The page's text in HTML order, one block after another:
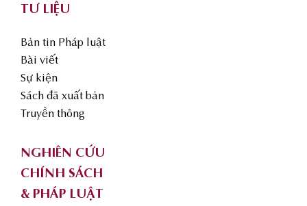
TƯ LIỆU
Bản tin Pháp luật
Bài viết
Sự kiện
Sách đã xuất bản
Truyền thông
NGHIÊN CỨU
CHÍNH SÁCH
& PHÁP LUẬT